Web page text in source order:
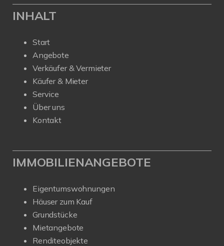
INHALT
Start
Angebote
Verkäufer & Vermieter
Käufer & Mieter
Service
Über uns
Kontakt
IMMOBILIENANGEBOTE
Eigentumswohnungen
Häuser zum Kauf
Grundstücke
Mietangebote
Renditeobjekte